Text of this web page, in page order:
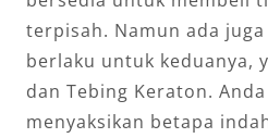
terpisah. Namun ada
berlaku untuk keduanya,
dan Tebing Keraton.
menyaksikan betapa